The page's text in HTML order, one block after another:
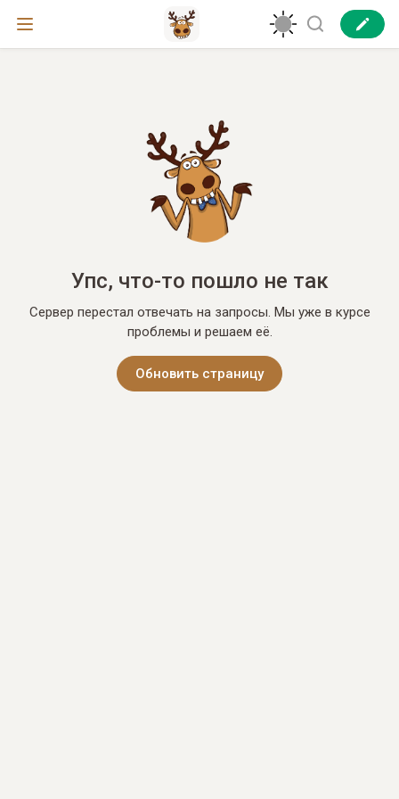
Упс, что-то пошло не так
Сервер перестал отвечать на запросы. Мы уже в курсе
проблемы и решаем её.
Обновить страницу